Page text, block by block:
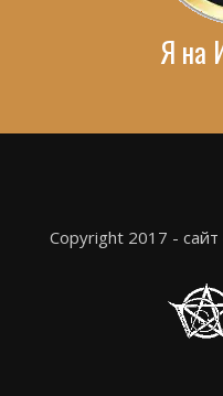
Я на
Copyright 2017 -